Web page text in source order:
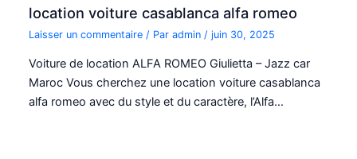
location voiture casablanca alfa romeo
Laisser un commentaire / Paradmin /juin 30, 2025
Voiture de location ALFA ROMEO Giulietta – Jazz car
Maroc Vous cherchez une location voiture casablanca
alfa romeo avec du style et du caractère, l’Alfa…